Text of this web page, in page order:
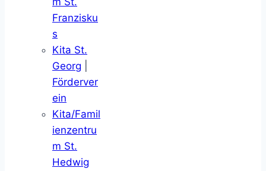
Franzisku
s
Kita St.
Georg
Förderver
ein
Kita/Famil
ienzentru
m St.
Hedwig